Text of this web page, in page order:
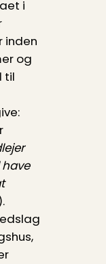
i
inden
og
til